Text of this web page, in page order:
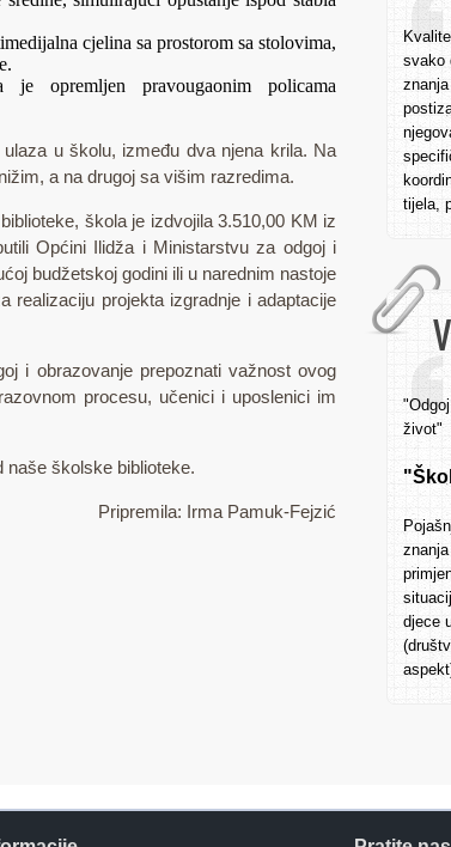
svako
tijela,
život"
djece
cjelina sa prostorom sa stolovima,
je opremljen pravougaonim policama
u školu, između dva njena krila. Na
a na drugoj sa višim razredima.
škola je izdvojila 3.510,00 KM iz
Općini Ilidža i Ministarstvu za odgoj i
budžetskoj godini ili u narednim nastoje
realizaciju projekta izgradnje i adaptacije
i obrazovanje prepoznati važnost ovog
procesu, učenici i uposlenici im
naše školske biblioteke.
Pripremila: Irma Pamuk-Fejzić